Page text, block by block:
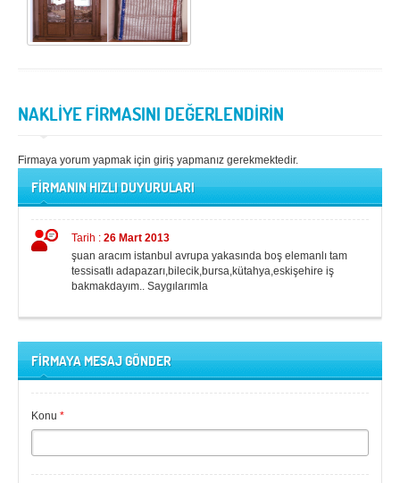
NAKLİYE FİRMASINI DEĞERLENDİRİN
Firmaya yorum yapmak için giriş yapmanız gerekmektedir.
FİRMANIN HIZLI DUYURULARI
Tarih : 26 Mart 2013
şuan aracım istanbul avrupa yakasında boş elemanlı tam
tessisatlı adapazarı,bilecik,bursa,kütahya,eskişehire iş
bakmakdayım.. Saygılarımla
FİRMAYA MESAJ GÖNDER
Konu *